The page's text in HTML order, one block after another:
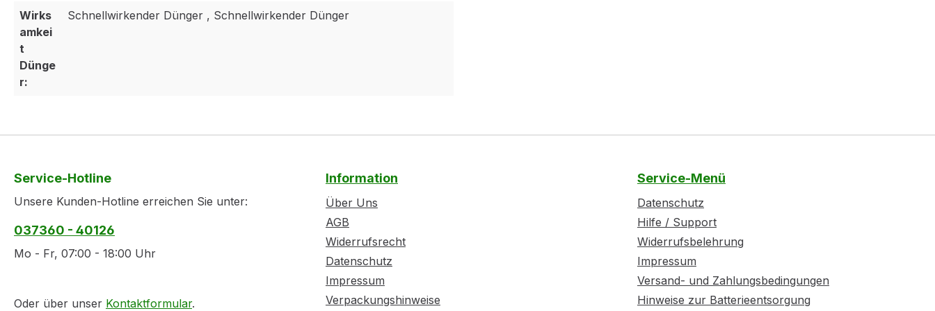
Wirks
amkei
t
Dünge
r:
Schnellwirkender Dünger , Schnellwirkender Dünger
Service-Hotline
Unsere Kunden-Hotline erreichen Sie unter:
037360 - 40126
Mo - Fr, 07:00 - 18:00 Uhr
Oder über unser Kontaktformular.
Information
Über Uns
AGB
Widerrufsrecht
Datenschutz
Impressum
Verpackungshinweise
Service-Menü
Datenschutz
Hilfe / Support
Widerrufsbelehrung
Impressum
Versand- und Zahlungsbedingungen
Hinweise zur Batterieentsorgung